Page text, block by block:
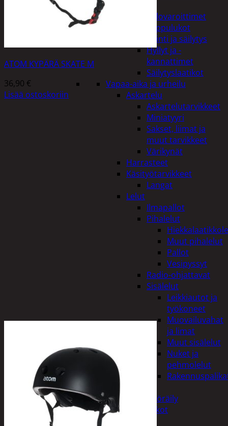
Palovaroittimet
Riippulukot
Varastointi ja säilytys
Hyllyt ja -
kannattimet
Säilytyslaatikot
Vapaa-aika ja urheilu
Askartelu
Askartelutarvikkeet
Miniatyyri
Sakset, liimat ja
muut tarvikkeet
Värikynät
Harrasteet
Käsityötarvikkeet
Langat
Lelut
Ilmapallot
Pihalelut
Muut pihalelut
Pallot
Vesipyssyt
Radio-ohjattavat
Sisälelut
Leikkiautot ja
työkoneet
Muovailuvahat
ja limat
Muut sisälelut
Nuket ja
pehmolelut
Polkupyöräily
Lukot
ATOM KYPÄRÄ SKATE M
36,90 €
Lisää ostoskoriin